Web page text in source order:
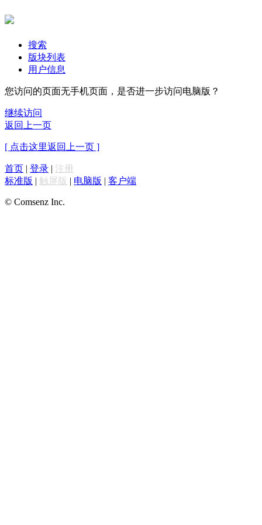
搜索
版块列表
用户信息
您访问的页面无手机页面，是否进一步访问电脑版？
继续访问
返回上一页
[ 点击这里返回上一页 ]
首页 | 登录 | 注册
标准版 | 触屏版 | 电脑版 | 客户端
© Comsenz Inc.